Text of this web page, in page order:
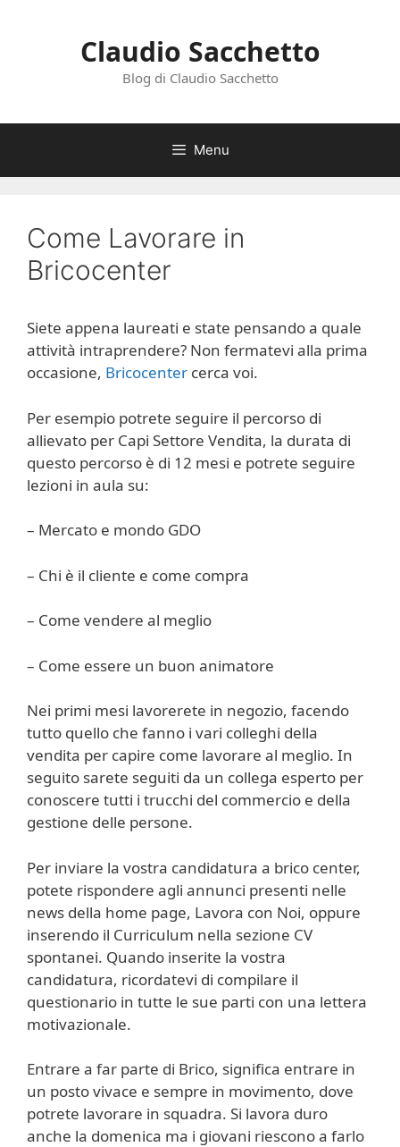
Claudio Sacchetto
Blog di Claudio Sacchetto
Menu
Come Lavorare in
Bricocenter
Siete appena laureati e state pensando a quale
attività intraprendere? Non fermatevi alla prima
occasione, Bricocenter cerca voi.
Per esempio potrete seguire il percorso di
allievato per Capi Settore Vendita, la durata di
questo percorso è di 12 mesi e potrete seguire
lezioni in aula su:
– Mercato e mondo GDO
– Chi è il cliente e come compra
– Come vendere al meglio
– Come essere un buon animatore
Nei primi mesi lavorerete in negozio, facendo
tutto quello che fanno i vari colleghi della
vendita per capire come lavorare al meglio. In
seguito sarete seguiti da un collega esperto per
conoscere tutti i trucchi del commercio e della
gestione delle persone.
Per inviare la vostra candidatura a brico center,
potete rispondere agli annunci presenti nelle
news della home page, Lavora con Noi, oppure
inserendo il Curriculum nella sezione CV
spontanei. Quando inserite la vostra
candidatura, ricordatevi di compilare il
questionario in tutte le sue parti con una lettera
motivazionale.
Entrare a far parte di Brico, significa entrare in
un posto vivace e sempre in movimento, dove
potrete lavorare in squadra. Si lavora duro
anche la domenica ma i giovani riescono a farlo